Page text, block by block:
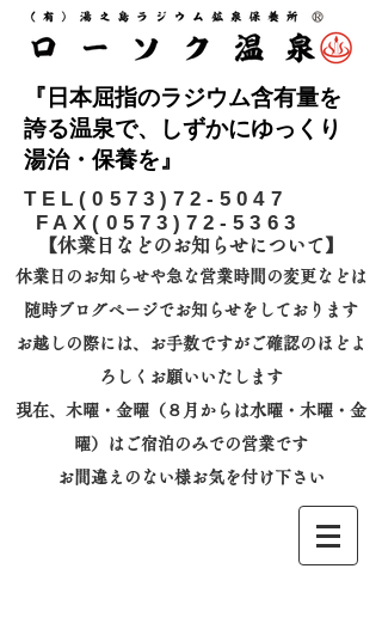
『日本屈指のラジウム含有量を
誇る温泉で、しずかにゆっくり
湯治・保養を』
​TEL(0573)72-5047
FAX(0573)72-5363
【休業日などのお知らせについて】​
休業日のお知らせや急な営業時間の変更などは
随時ブログページでお知らせをしております
お越しの際には、
お手数ですがご確認のほどよ
ろしくお願いいたします
​現在、木曜・金曜（８月からは水曜・木曜・金
曜）はご宿泊のみでの営業です
お間違えのない様お気を付け下さい